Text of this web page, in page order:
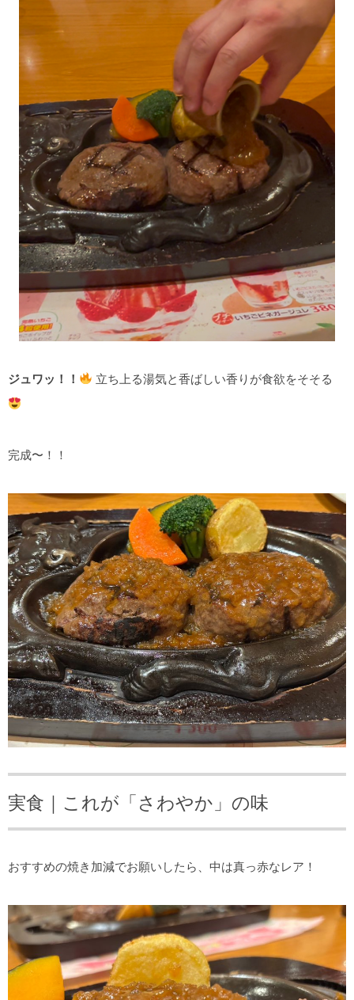
ジュワッ！！ 立ち上る湯気と香ばしい香りが食欲をそそる
完成〜！！
実食｜これが「さわやか」の味
おすすめの焼き加減でお願いしたら、中は真っ赤なレア！